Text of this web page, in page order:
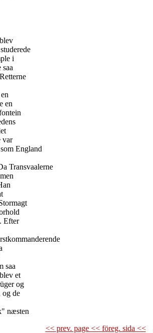
i
en
var
England
Transvaalerne
Efter
saa
et
og
og de
næsten
<< prev. page << föreg. sida <<